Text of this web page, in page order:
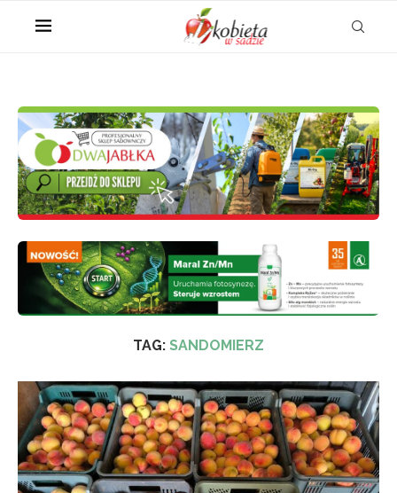
TAG: SANDOMIERZ